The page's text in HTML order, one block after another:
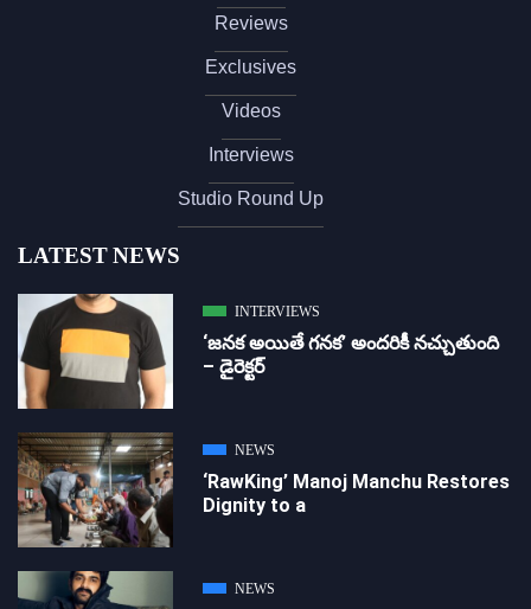
Reviews
Exclusives
Videos
Interviews
Studio Round Up
LATEST NEWS
INTERVIEWS
‘జ‌న‌క అయితే గ‌న‌క‌’ అందరికీ నచ్చుతుంది
– డైరెక్ట‌ర్
NEWS
‘RawKing’ Manoj Manchu Restores
Dignity to a
NEWS